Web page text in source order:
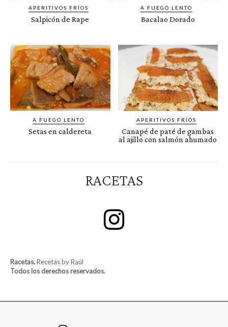
APERITIVOS FRÍOS
Salpicón de Rape
A FUEGO LENTO
Bacalao Dorado
A FUEGO LENTO
Setas en caldereta
APERITIVOS FRÍOS
Canapé de paté de gambas
al ajillo con salmón ahumado
RACETAS
Racetas.Recetas by Raúl
Todos los derechos reservados.